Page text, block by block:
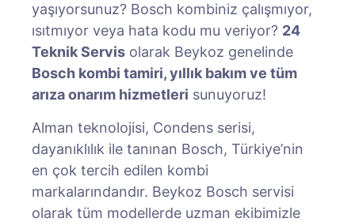
yaşıyorsunuz? Bosch kombiniz çalışmıyor,
ısıtmıyor veya hata kodu mu veriyor? 24
Teknik Servis olarak Beykoz genelinde
Bosch kombi tamiri, yıllık bakım ve tüm
arıza onarım hizmetleri sunuyoruz!
Alman teknolojisi, Condens serisi,
dayanıklılık ile tanınan Bosch, Türkiye’nin
en çok tercih edilen kombi
markalarındandır. Beykoz Bosch servisi
olarak tüm modellerde uzman ekibimizle